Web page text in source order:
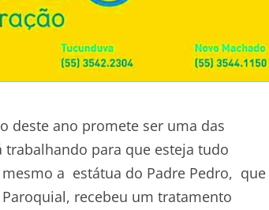
deste ano promete ser uma das
para que esteja tudo
a estátua do Padre Pedro, que
recebeu um tratamento